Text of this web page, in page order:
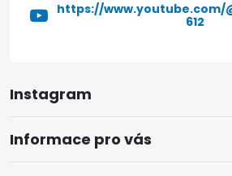
Instagram
Informace pro vás
https://www.youtube.com/
612